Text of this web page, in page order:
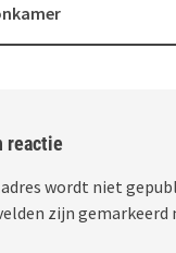
reactie
wordt niet
zijn gemarkeerd